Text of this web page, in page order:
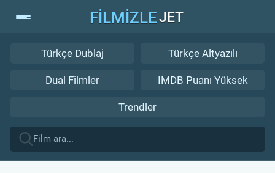
FİLMİZLEJET
Türkçe Dublaj Türkçe Altyazılı
Dual Filmler IMDB Puanı Yüksek
Trendler